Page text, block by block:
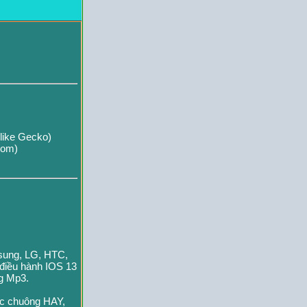
Gecko)
LG, HTC,
hành IOS 13
Mp3.
chuông HAY,